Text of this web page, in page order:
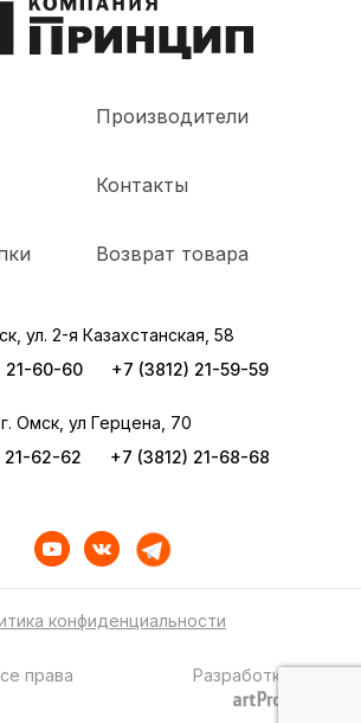
Производители
Контакты
Возврат товара
ул. 2-я Казахстанская, 58
21-60-60
+7 (3812) 21-59-59
г. Омск, ул Герцена, 70
21-62-62
+7 (3812) 21-68-68
конфиденциальности
права
Разработка сайта